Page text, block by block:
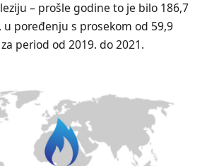
– prošle godine to je bilo 186,7
poređenju s prosekom od 59,9
period od 2019. do 2021.